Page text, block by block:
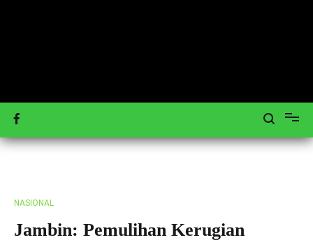
Tagar-News.com
Mengulas Peristiwa Teraktual
NASIONAL
Jambin: Pemulihan Kerugian